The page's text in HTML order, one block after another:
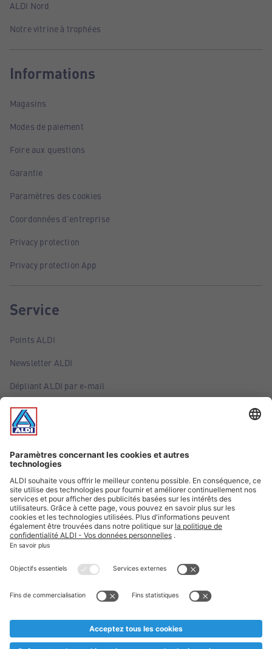
ALDI Nord
Notre vitrine à trophées
Informations
Magasins
Modes de paiement
Foire aux questions
Garantie
Paramètres des cookies
Coordonnées d'entreprise
Privacy protection
Privacy protection App
Service
Points ALDI
Newsletter ALDI
Dépliant ALDI par e-mail
Offres
Infos essentielles
Suivez ALDI Belgique
Textes marqués d'un astérisque et mentions légales
* Nous vendons ces articles temporairement et jusqu'à
au cas où, malgré le planning bien étudié, nous serions
prématurément en rupture de stock. Prix Recupel et TVA incl.
** Sur ce site, l’utilisation de la forme masculine a été adoptée